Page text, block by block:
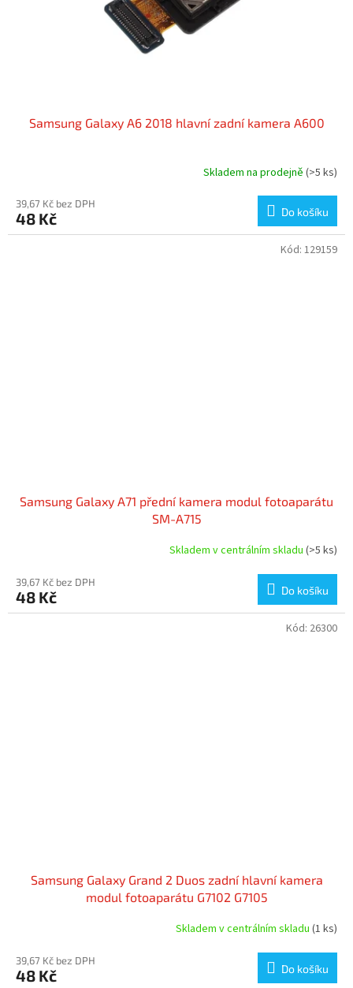
Samsung Galaxy A6 2018 hlavní zadní kamera A600
Skladem na prodejně (>5 ks)
39,67 Kč bez DPH
48 Kč Do košíku
Samsung Galaxy A71 přední kamera modul fotoaparátu
SM-A715
Skladem v centrálním skladu (>5 ks)
39,67 Kč bez DPH
48 Kč Do košíku
Kód: 129159
Samsung Galaxy Grand 2 Duos zadní hlavní kamera
modul fotoaparátu G7102 G7105
Skladem v centrálním skladu (1 ks)
39,67 Kč bez DPH
48 Kč Do košíku
Kód: 26300